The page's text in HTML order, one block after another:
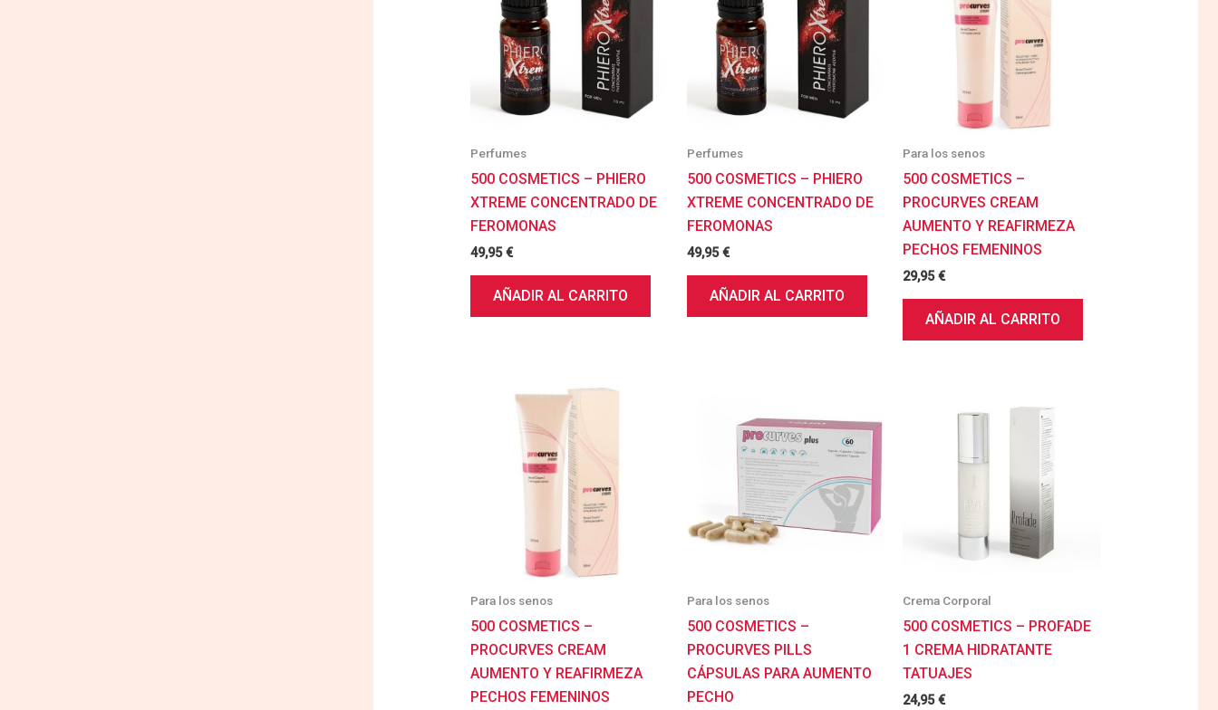
Perfumes
500 COSMETICS – PHIERO
XTREME CONCENTRADO DE
FEROMONAS
49,95€
AÑADIR AL CARRITO
Perfumes
500 COSMETICS – PHIERO
XTREME CONCENTRADO DE
FEROMONAS
49,95€
AÑADIR AL CARRITO
Para los senos
500 COSMETICS –
PROCURVES CREAM
AUMENTO Y REAFIRMEZA
PECHOS FEMENINOS
29,95€
AÑADIR AL CARRITO
Para los senos
500 COSMETICS –
PROCURVES CREAM
AUMENTO Y REAFIRMEZA
PECHOS FEMENINOS
Para los senos
500 COSMETICS –
PROCURVES PILLS
CÁPSULAS PARA AUMENTO
PECHO
Crema Corporal
500 COSMETICS – PROFADE
1 CREMA HIDRATANTE
TATUAJES
24,95€